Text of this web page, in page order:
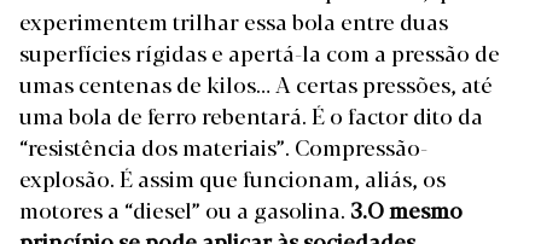
experimentem trilhar essa bola entre duas
superfícies rígidas e apertá-la com a pressão de
umas centenas de kilos… A certas pressões, até
uma bola de ferro rebentará. É o factor dito da
“resistência dos materiais”. Compressão-
explosão. É assim que funcionam, aliás, os
motores a “diesel” ou a gasolina. 3.O mesmo